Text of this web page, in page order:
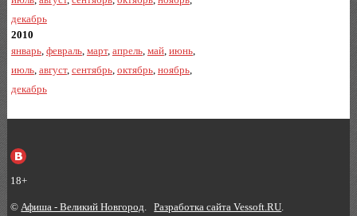
декабрь
2010
январь, февраль, март, апрель, май, июнь,
июль, август, сентябрь, октябрь, ноябрь,
декабрь
18+
©Афиша - Великий Новгород.Разработка сайта Vessoft.RU.